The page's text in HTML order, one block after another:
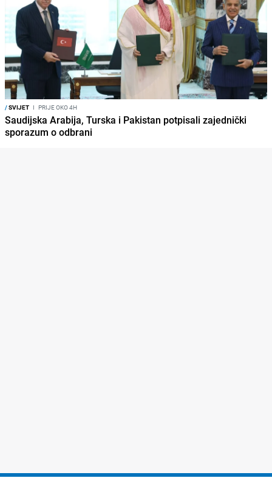
/SVIJET I PRIJE OKO 4H
Saudijska Arabija, Turska i Pakistan potpisali zajednički
sporazum o odbrani